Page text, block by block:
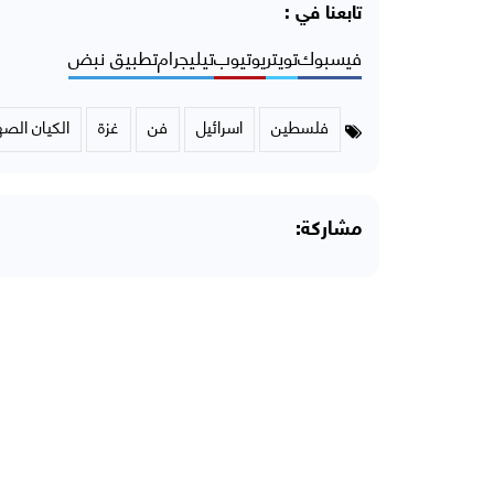
تابعنا في :
فيسبوكتويتريوتيوبتيليجرامتطبيق نبض
فلسطين اسرائيل فن غزة الكيان
مشاركة: